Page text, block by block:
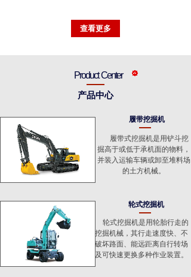
查看更多
Product Center
产品中心
履带挖掘机
履带式挖掘机是用铲斗挖
掘高于或低于承机面的物料，
并装入运输车辆或卸至堆料场
的土方机械。
轮式挖掘机
轮式挖掘机是用轮胎行走的
挖掘机械，其行走速度快、不
破坏路面、能远距离自行转场
及可快速更换多种作业装置。